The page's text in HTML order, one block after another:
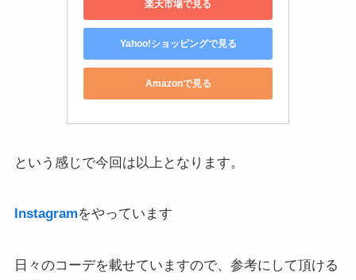
楽天市場で見る
Yahoo!ショッピングで見る
Amazonで見る
という感じで今回は以上となります。
Instagramをやっています
日々のコーデを載せていますので、参考にして頂ける